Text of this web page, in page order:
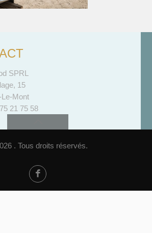
SPRL
15
Le-Mont
21 75 58
. Tous droits réservés.